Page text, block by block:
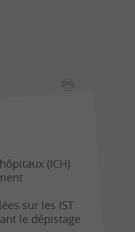
(ICH)
sur les IST
le dépistage